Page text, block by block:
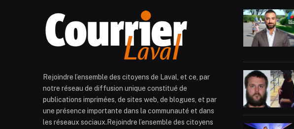
Rejoindre l’ensemble des citoyens de Laval, et ce, par
notre réseau de diffusion unique constitué de
publications imprimées, de sites web, de blogues, et par
une présence importante dans la communauté et dans
les réseaux sociaux.Rejoindre l’ensemble des citoyens